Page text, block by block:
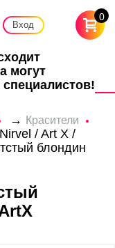
Вход
0
могут
→ Красители
Nirvel / Art X /
блондин